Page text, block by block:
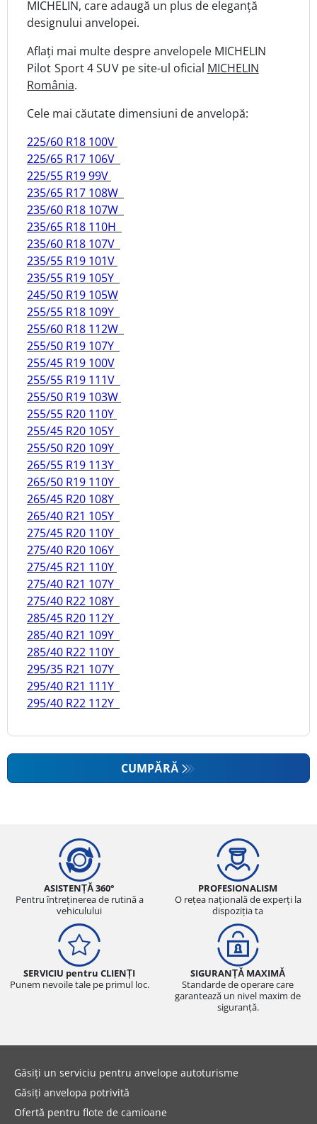
MICHELIN, care adaugă un plus de eleganță
designului anvelopei.
Aflați mai multe despre anvelopele MICHELIN
Pilot Sport 4 SUVpe site-ul oficial MICHELIN
România.
Cele mai căutate dimensiuni de anvelopă:
225/60 R18 100V
225/65 R17 106V
225/55 R19 99V
235/65 R17 108W
235/60 R18 107W
235/65 R18 110H
235/60 R18 107V
235/55 R19 101V
235/55 R19 105Y
245/50 R19 105W
255/55 R18 109Y
255/60 R18 112W
255/50 R19 107Y
255/45 R19 100V
255/55 R19 111V
255/50 R19 103W
255/55 R20 110Y
255/45 R20 105Y
255/50 R20 109Y
265/55 R19 113Y
265/50 R19 110Y
265/45 R20 108Y
265/40 R21 105Y
275/45 R20 110Y
275/40 R20 106Y
275/45 R21 110Y
275/40 R21 107Y
275/40 R22 108Y
285/45 R20 112Y
285/40 R21 109Y
285/40 R22 110Y
295/35 R21 107Y
295/40 R21 111Y
295/40 R22 112Y
CUMPĂRĂ
ASISTENȚĂ 360°
Pentru întreținerea de rutină a
vehiculului
PROFESIONALISM
O rețea națională de experți la
dispoziția ta
SERVICIU pentru CLIENȚI
Punem nevoile tale pe primul loc.
SIGURANȚĂ MAXIMĂ
Standarde de operare care
garantează un nivel maxim de
siguranță.
Găsiți un serviciu pentru anvelope autoturisme
Găsiți anvelopa potrivită
Ofertă pentru flote de camioane